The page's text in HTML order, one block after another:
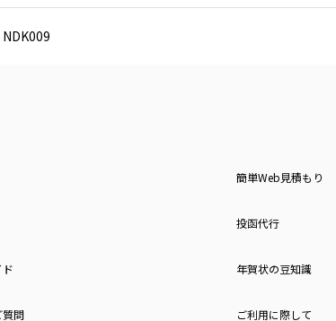
簡単Web見積もり
投函代行
年賀状の豆知識
質問 ご利用に際して